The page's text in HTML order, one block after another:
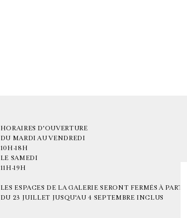
HORAIRES D'OUVERTURE
DU MARDI AU VENDREDI
10H-18H
LE SAMEDI
11H-19H
LES ESPACES DE LA GALERIE SERONT FERMÉS À PARTIR
DU 23 JUILLET JUSQU'AU 4 SEPTEMBRE INCLUS